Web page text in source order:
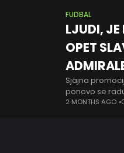
FUDBAL
LJUDI, JE
OPET
Sjajna
ponovo se
između Brazila
2 MONTHS AGO